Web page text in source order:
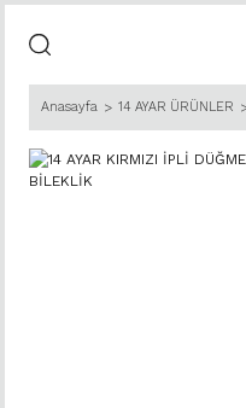
Anasayfa 14 AYAR ÜRÜNLER